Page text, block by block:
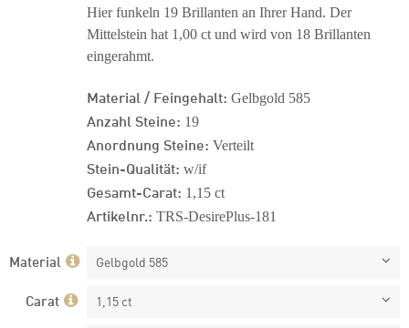
Hier funkeln 19 Brillanten an Ihrer Hand. Der
Mittelstein hat 1,00 ct und wird von 18 Brillanten
eingerahmt.
Material / Feingehalt: Gelbgold 585
Anzahl Steine: 19
Anordnung Steine: Verteilt
Stein-Qualität: w/if
Gesamt-Carat: 1,15 ct
Artikelnr.: TRS-DesirePlus-181
Material Gelbgold 585
Carat 1,15 ct